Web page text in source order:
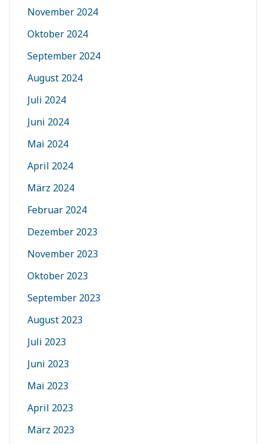
November 2024
Oktober 2024
September 2024
August 2024
Juli 2024
Juni 2024
Mai 2024
April 2024
März 2024
Februar 2024
Dezember 2023
November 2023
Oktober 2023
September 2023
August 2023
Juli 2023
Juni 2023
Mai 2023
April 2023
März 2023